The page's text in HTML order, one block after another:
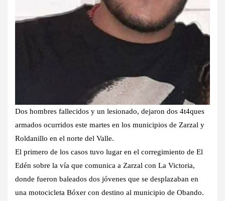
Dos hombres fallecidos y un lesionado, dejaron dos 4t4ques
armados ocurridos este martes en los municipios de Zarzal y
Roldanillo en el norte del Valle.
El primero de los casos tuvo lugar en el corregimiento de El
Edén sobre la vía que comunica a Zarzal con La Victoria,
donde fueron baleados dos jóvenes que se desplazaban en
una motocicleta Bóxer con destino al municipio de Obando.